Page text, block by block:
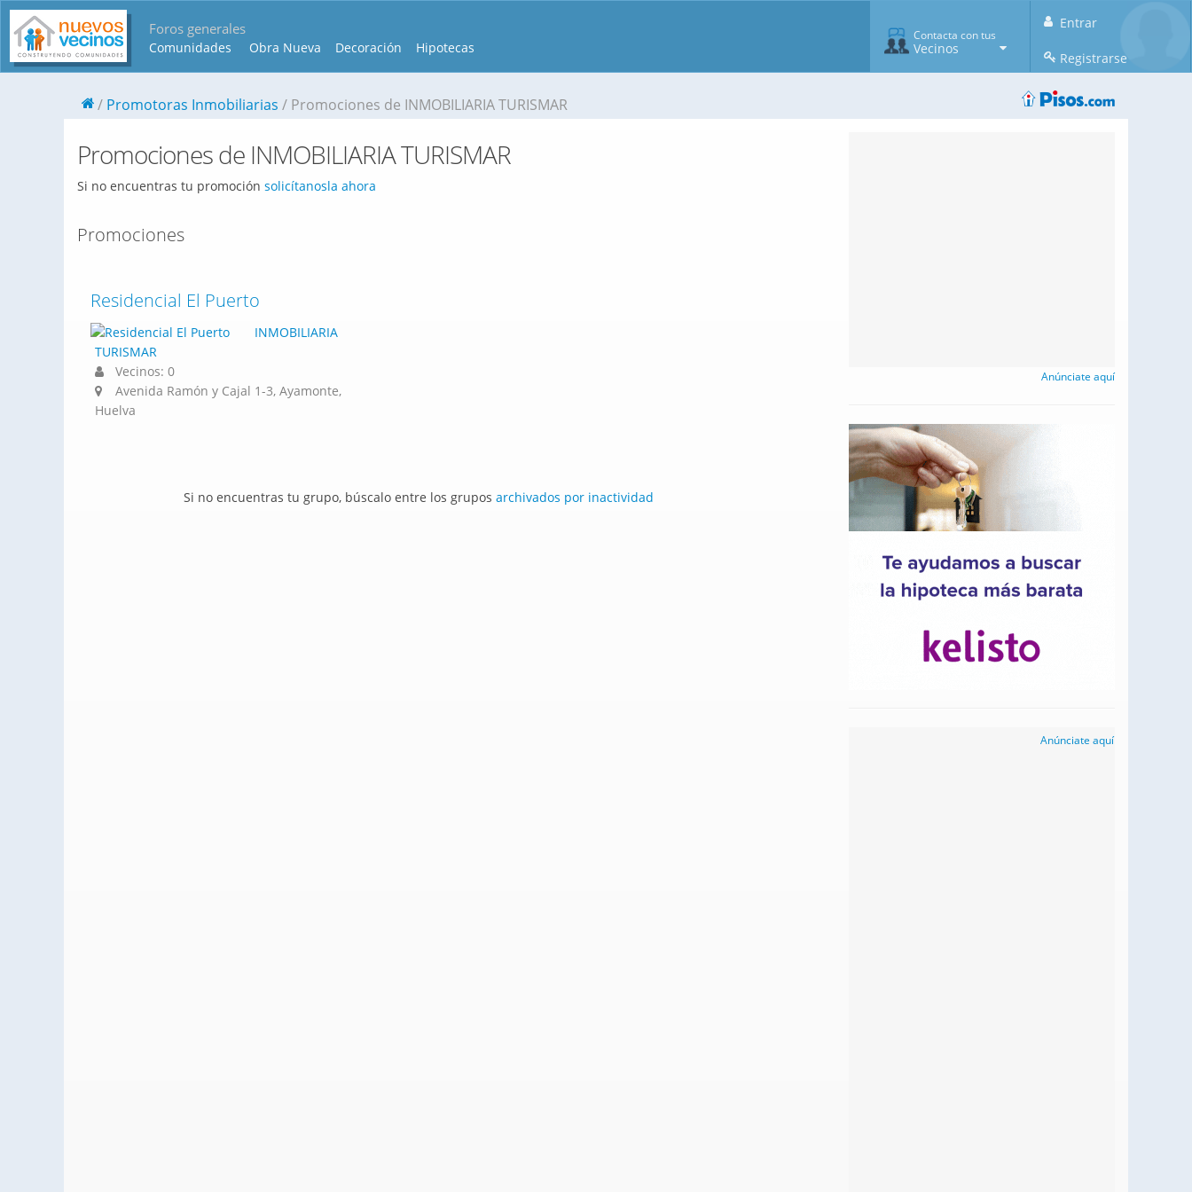
Foros generales
Comunidades Obra Nueva Decoración Hipotecas
Entrar
Registrarse
Contacta con tus
Vecinos
Promotoras Inmobiliarias Promociones de INMOBILIARIA TURISMAR
Promociones de INMOBILIARIA TURISMAR
Si no encuentras tu promoción solicítanosla ahora
Promociones
Residencial El Puerto
INMOBILIARIA
TURISMAR
Vecinos: 0
Avenida Ramón y Cajal 1-3, Ayamonte,
Huelva
Si no encuentras tu grupo, búscalo entre los grupos archivados por inactividad
Anúnciate aquí
Anúnciate aquí